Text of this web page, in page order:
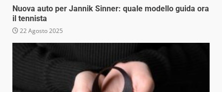
Nuova auto per Jannik Sinner: quale modello guida ora
il tennista
22 Agosto 2025